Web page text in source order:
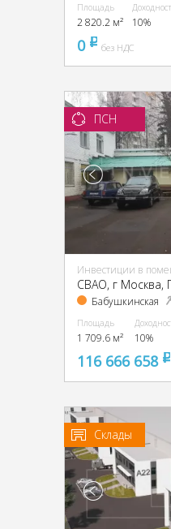
Площадь
2 820.2 м² 10%
0 pуббез НДС
ПСН
CВАО, г Москва,
Бабушкинская
Площадь
1 709.6 м² 10%
116 666 658
Склады